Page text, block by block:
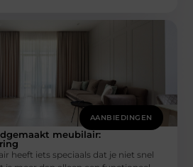
AANBIEDINGEN
meubilair:
heeft iets speciaals dat je niet snel